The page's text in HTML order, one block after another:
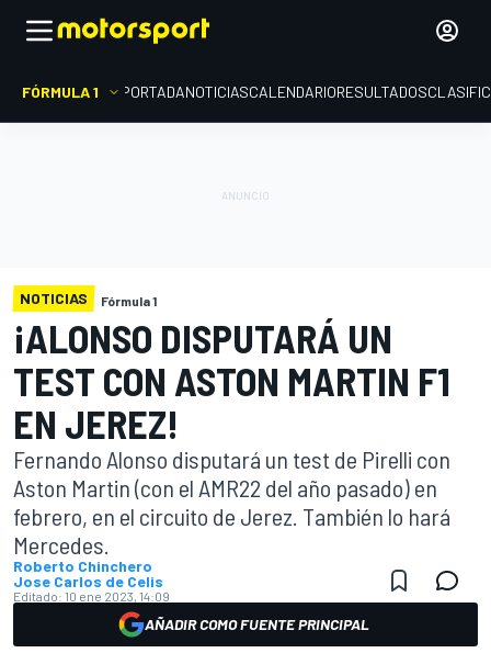
FÓRMULA 1 PORTADANOTICIASCALENDARIORESULTADOS
NOTICIAS Fórmula 1
¡ALONSO DISPUTARÁ UN
TEST CON ASTON MARTIN F1
EN JEREZ!
Fernando Alonso disputará un test de Pirelli con
Aston Martin (con el AMR22 del año pasado) en
febrero, en el circuito de Jerez. También lo hará
Mercedes.
Roberto Chinchero
Jose Carlos de Celis
Editado: 10 ene 2023, 14:09
AÑADIR COMO FUENTE PRINCIPAL